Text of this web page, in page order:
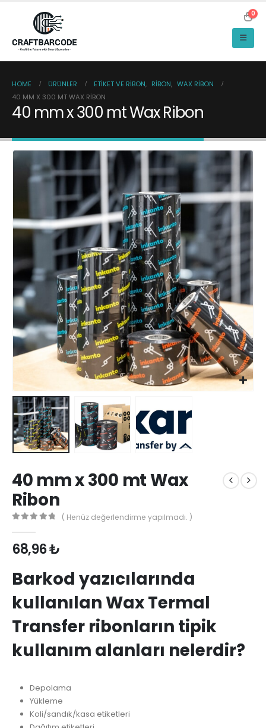
0
HOME ÜRÜNLER ETIKET VE RIBON, RIBON, WAX RIBON
40 MM X 300 MT WAX RIBON
40 mm x 300 mt Wax Ribon
40 mm x 300 mt Wax
Ribon
( Henüz değerlendirme yapılmadı. )
68,96₺
Barkod yazıcılarında
kullanılan Wax Termal
Transfer ribonların tipik
kullanım alanları nelerdir?
Depolama
Yükleme
Koli/sandık/kasa etiketleri